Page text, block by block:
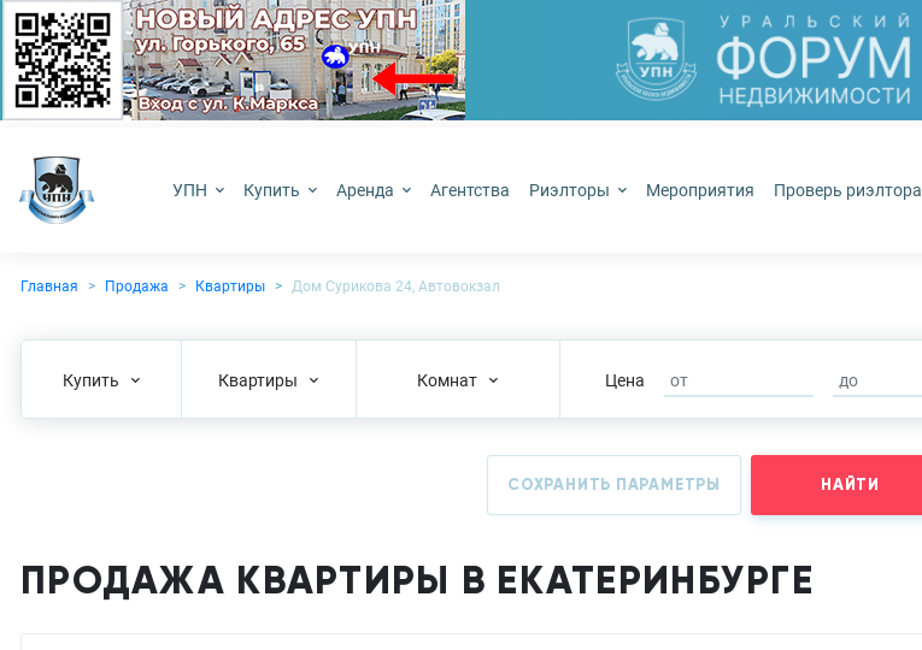
УПН Купить Аренда Агентства Риэлторы Мероприятия Проверь риэлтора
Главная Продажа Квартиры Дом Сурикова 24, Автовокзал
Купить Квартиры Комнат Цена
СОХРАНИТЬ ПАРАМЕТРЫ НАЙТИ
ПРОДАЖА КВАРТИРЫ В ЕКАТЕРИНБУРГЕ